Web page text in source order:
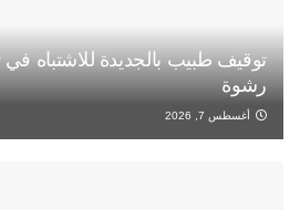
توقيف طبيب بالجديدة للاشتباه
رشوة
أغسطس 7, 2026